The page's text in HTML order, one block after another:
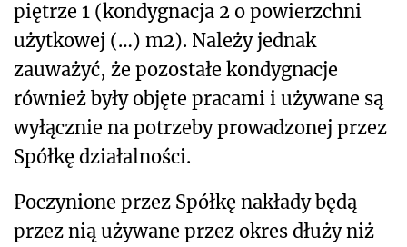
piętrze 1 (kondygnacja 2 o powierzchni
użytkowej (…) m2). Należy jednak
zauważyć, że pozostałe kondygnacje
również były objęte pracami i używane są
wyłącznie na potrzeby prowadzonej przez
Spółkę działalności.
Poczynione przez Spółkę nakłady będą
przez nią używane przez okres dłuży niż